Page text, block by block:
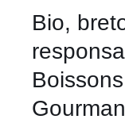
Bio,
Boissons